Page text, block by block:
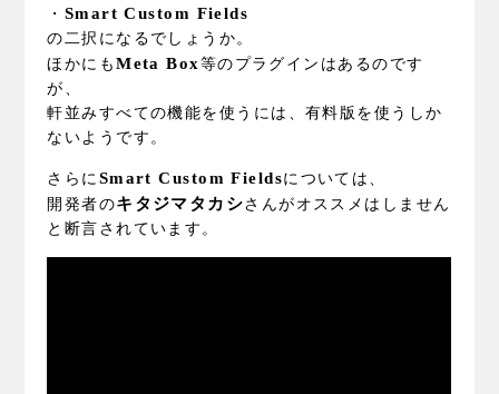
・ Smart Custom Fields
の二択になるでしょうか。
ほかにもMeta Box 等のプラグインはあるのです
が、
軒並みすべての機能を使うには、有料版を使うしか
ないようです。
さらに Smart Custom Fieldsについては、
開発者のキタジマタカシさんがオススメはしません
と断言されています。